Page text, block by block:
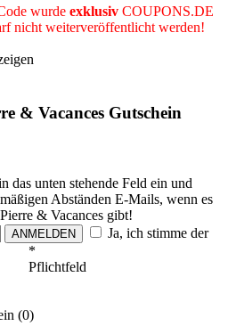
wurde exklusiv COUPONS.DE
nicht weiterveröffentlicht werden!
& Vacances Gutschein
das unten stehende Feld ein und
Abständen E-Mails, wenn es
& Vacances gibt!
ANMELDEN
Ja, ich stimme der
*
Pflichtfeld
(0)